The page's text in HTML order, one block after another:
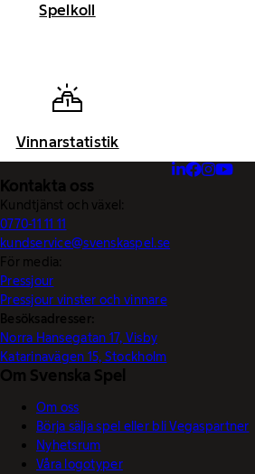
Spelkoll
Vinnarstatistik
Kontakta oss
Kundtjänst och växel:
0770-11 11 11
kundservice@svenskaspel.se
För media:
Pressjour
Pressjour vinster och vinnare
Besöksadresser:
Norra Hansegatan 17, Visby
Katarinavägen 15, Stockholm
Om Svenska Spel
Om oss
Börja sälja spel eller bli Vegaspartner
Nyhetsrum
Våra logotyper